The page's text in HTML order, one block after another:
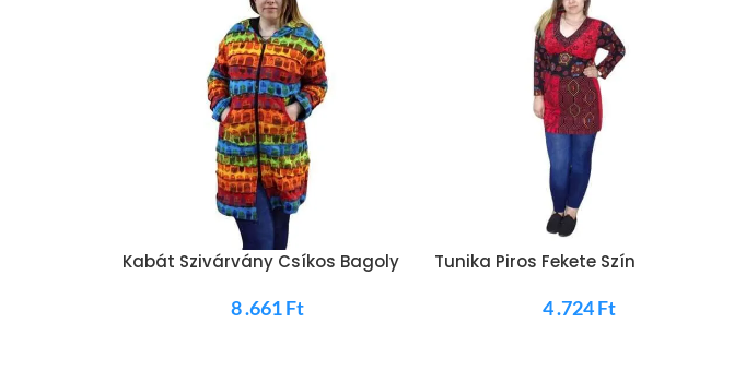
Kabát Szivárvány Csíkos Bagoly
8 .661Ft
Tunika Piros Fekete Szín
4 .724Ft